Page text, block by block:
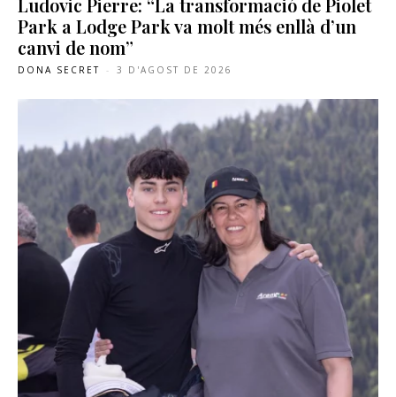
Ludovic Pierre: “La transformació de Piolet
Park a Lodge Park va molt més enllà d’un
canvi de nom”
DONA SECRET - 3 D'AGOST DE 2026